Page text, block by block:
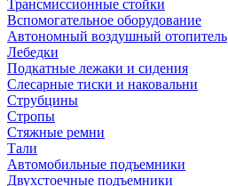
Трансмиссионные стойки
Вспомогательное оборудование
Автономный воздушный отопитель
Лебедки
Подкатные лежаки и сидения
Слесарные тиски и наковальни
Струбцины
Стропы
Стяжные ремни
Тали
Автомобильные подъемники
Двухстоечные подъемники